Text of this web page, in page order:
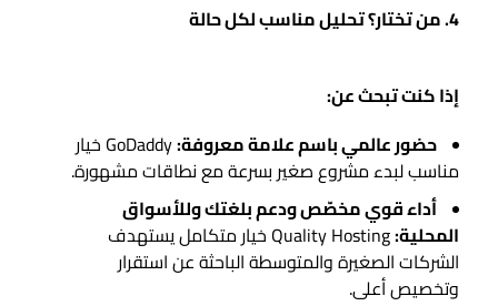
4. من تختار؟ تحليل مناسب لكل حالة
إذا كنت تبحث عن:
حضور عالمي باسم علامة معروفة:
GoDaddy خيار
مناسب لبدء مشروع صغير بسرعة مع نطاقات مشهورة.
أداء قوي مخصّص ودعم بلغتك وللأسواق
المحلية:
Quality Hosting خيار متكامل يستهدف
الشركات الصغيرة والمتوسطة الباحثة عن استقرار
وتخصيص أعلى.